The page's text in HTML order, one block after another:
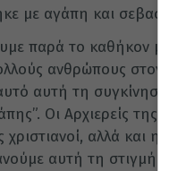
με αγάπη και σεβασμό
παρά το καθήκον
ανθρώπους στον
αυτή τη συγκίνηση η
Οι Αρχιερείς της
χριστιανοί, αλλά και η
αυτή τη στιγμή